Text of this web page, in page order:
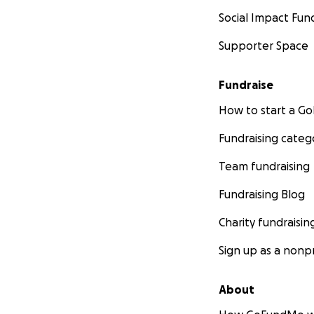
mensen met
een tillift, een
Social Impact
Supporter Space
Fundraise
How to start a
Fundraising
Team fundraising
Fundraising Blog
Charity
Sign up as a
About